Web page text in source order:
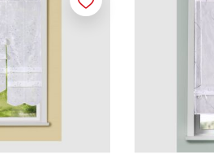
Merken